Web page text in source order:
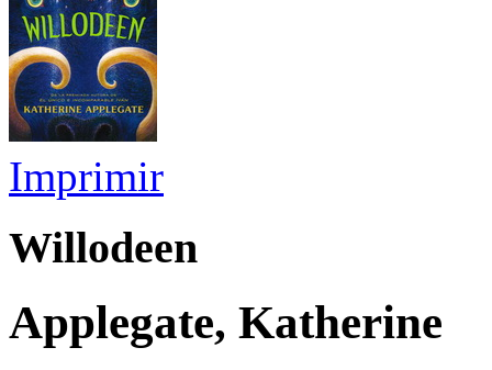
Imprimir
Willodeen
Applegate, Katherine